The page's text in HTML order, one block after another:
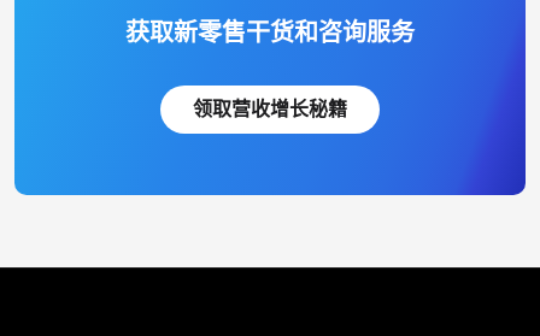
获取新零售干货和咨询服务
领取营收增长秘籍